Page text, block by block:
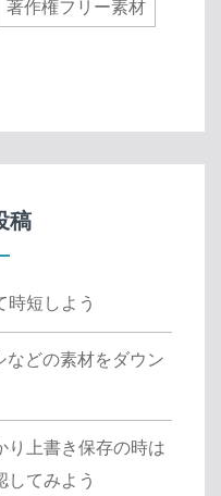
著作権フリー素材
稿
時短しよう
などの素材をダウン
り上書き保存の時は
してみよう